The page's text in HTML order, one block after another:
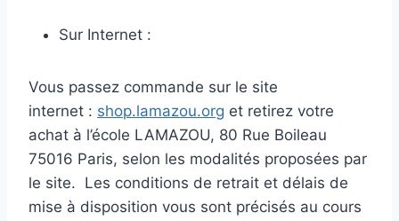
Sur Internet :
Vous passez commande sur le site
internet : shop.lamazou.org et retirez votre
achat à l’école LAMAZOU, 80 Rue Boileau
75016 Paris, selon les modalités proposées par
le site. Les conditions de retrait et délais de
mise à disposition vous sont précisés au cours